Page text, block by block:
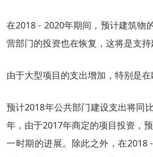
在2018 - 2020年期间，预计建筑物
营部门的投资也在恢复，这将是支持
由于大型项目的支出增加，特别是
预计2018年公共部门建设支出将同
年，由于2017年商定的项目投资，
一时期的进展。除此之外，在